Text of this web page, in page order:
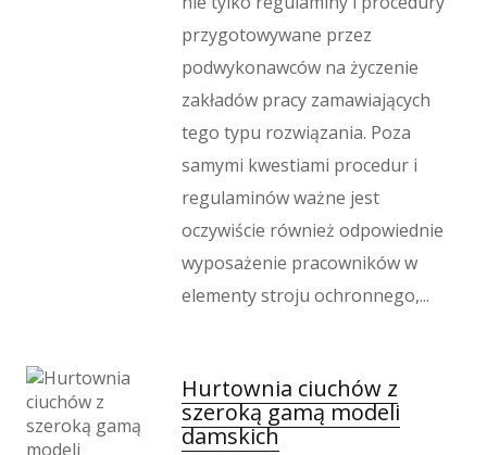
Hotele i Noclegi
Podróże
Wypoczynek
Kondycja
Dietetyka, Odchudzanie
Kosmetyki
Leczenie
Salony Kosmetyczne
Sprzęt Medyczny
Oprogramowanie
Strony Internetowe
Kontakt
przygotowywane przez
podwykonawców na życzenie
zakładów pracy zamawiających
tego typu rozwiązania. Poza
samymi kwestiami procedur i
regulaminów ważne jest
oczywiście również odpowiednie
wyposażenie pracowników w
elementy stroju ochronnego,...
Hurtownia ciuchów z
szeroką gamą modeli
damskich